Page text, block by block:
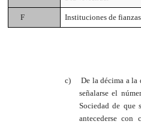
F Instituciones de fianzas.
c)
De la décima a la
señalarse el
Sociedad de que
antecederse con